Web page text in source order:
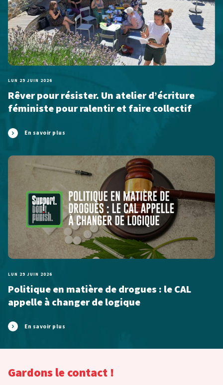
LUN 29 JUIN 2026
Rêver pour résister. Un atelier d’écriture
féministe pour ralentir et faire collectif
En savoir plus
LUN 29 JUIN 2026
Politique en matière de drogues : le CAL
appelle à changer de logique
En savoir plus
Gardons le contact !